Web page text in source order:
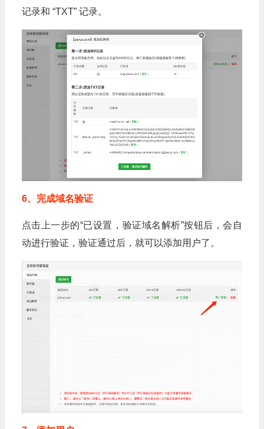
记录和 “TXT” 记录。
6、完成域名验证
点击上一步的“已设置，验证域名解析”按钮后，会自
动进行验证，验证通过后，就可以添加用户了。